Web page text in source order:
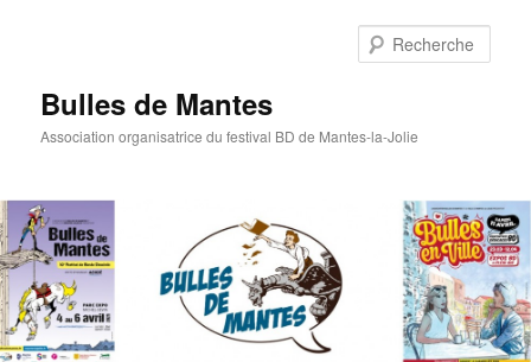
Bulles de Mantes
Association organisatrice du festival BD de Mantes-la-Jolie